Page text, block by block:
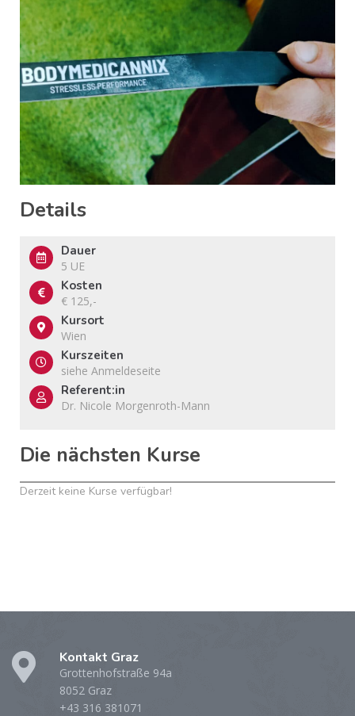
Details
Dauer
5 UE
Kosten
€ 125,-
Kursort
Wien
Kurszeiten
siehe Anmeldeseite
Referent:in
Dr. Nicole Morgenroth-Mann
Die nächsten Kurse
Derzeit keine Kurse verfügbar!
Kontakt Graz
Grottenhofstraße 94a
8052 Graz
+43 316 381071